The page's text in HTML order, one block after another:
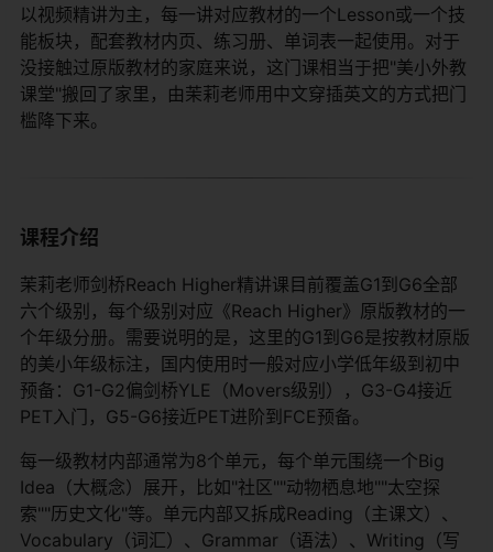
以视频精讲为主，每一讲对应教材的一个Lesson或一个技
能板块，配套教材内页、练习册、单词表一起使用。对于
没接触过原版教材的家庭来说，这门课相当于把"美小外教
课堂"搬回了家里，由茉莉老师用中文穿插英文的方式把门
槛降下来。
课程介绍
茉莉老师剑桥Reach Higher精讲课目前覆盖G1到G6全部
六个级别，每个级别对应《Reach Higher》原版教材的一
个年级分册。需要说明的是，这里的G1到G6是按教材原版
的美小年级标注，国内使用时一般对应小学低年级到初中
预备：G1-G2偏剑桥YLE（Movers级别），G3-G4接近
PET入门，G5-G6接近PET进阶到FCE预备。
每一级教材内部通常为8个单元，每个单元围绕一个Big
Idea（大概念）展开，比如"社区""动物栖息地""太空探
索""历史文化"等。单元内部又拆成Reading（主课文）、
Vocabulary（词汇）、Grammar（语法）、Writing（写